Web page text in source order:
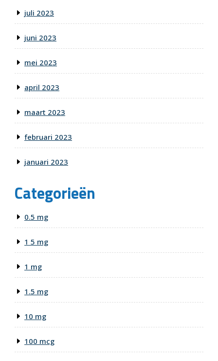
juli 2023
juni 2023
mei 2023
april 2023
maart 2023
februari 2023
januari 2023
Categorieën
0.5 mg
1 5 mg
1 mg
1.5 mg
10 mg
100 mcg